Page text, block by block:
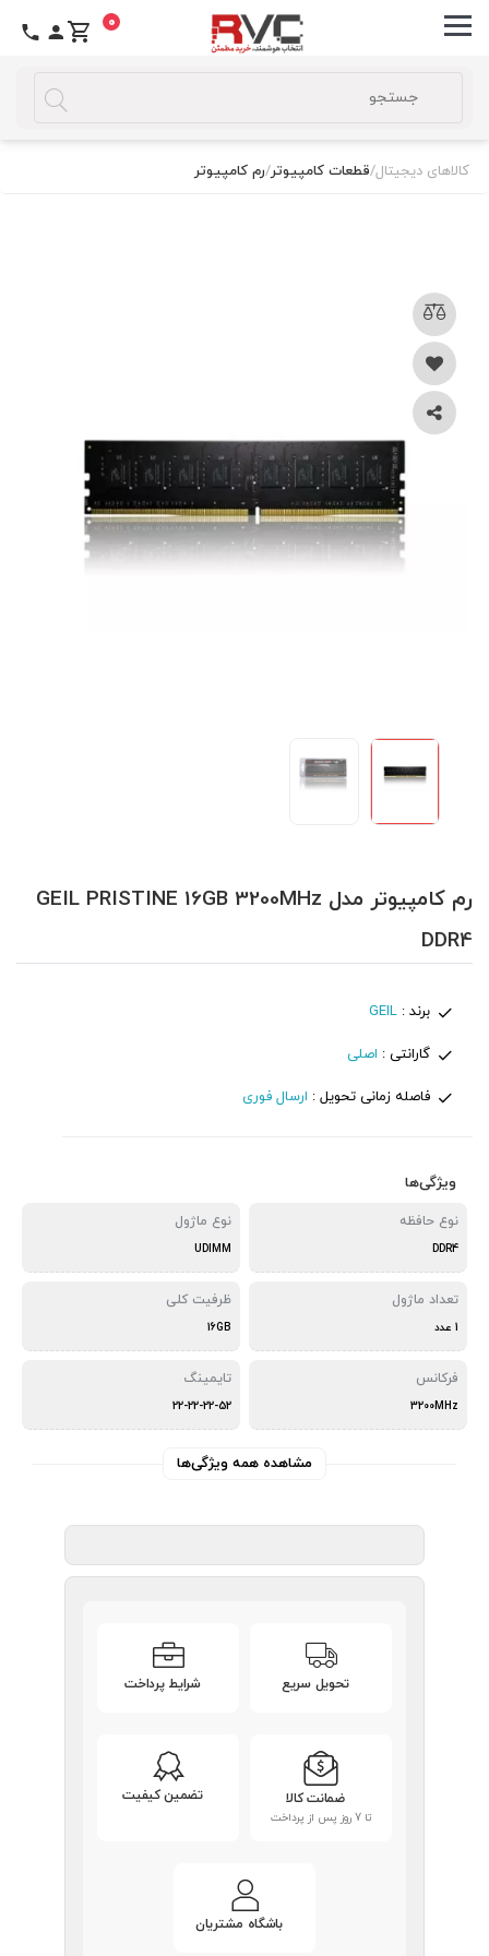
0
کالاهای دیجیتال/قطعات کامپیوتر/رم کامپیوتر
رم کامپیوتر مدل GEIL PRISTINE 16GB 3200MHz
DDR4
برند :GEIL
گارانتی : اصلی
فاصله زمانی تحویل : ارسال فوری
ویژگی‌ها
نوع حافظه
DDR4
نوع ماژول
UDIMM
تعداد ماژول
1 عدد
ظرفیت کلی
16GB
فرکانس
3200MHz
تایمینگ
22-22-22-52
مشاهده همه ویژگی‌ها
تحویل سریع شرایط پرداخت
ضمانت کالا
تا 7 روز پس از پرداخت
تضمین کیفیت
باشگاه مشتریان